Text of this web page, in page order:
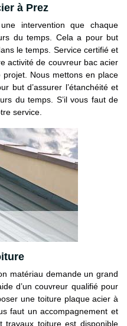
à Prez
intervention que chaque
du temps. Cela a pour but
le temps. Service certifié et
activité de couvreur bac acier
Nous mettons en place
but d’assurer l’étanchéité et
du temps. S’il vous faut de
service.
matériau demande un grand
d’un couvreur qualifié pour
une toiture plaque acier à
faut un accompagnement et
travaux toiture est disponible